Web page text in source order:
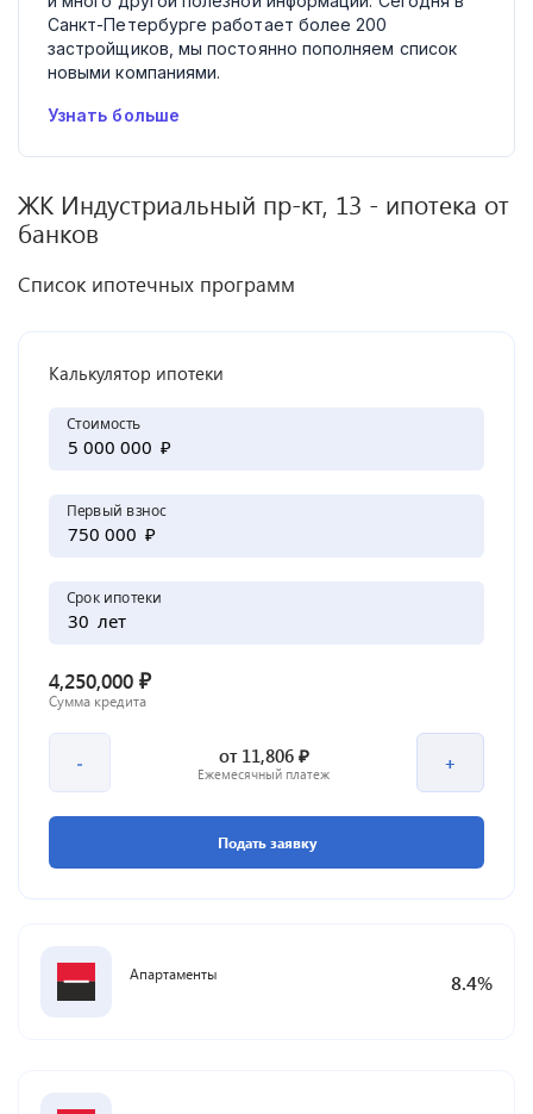
Санкт-Петербурге работает более 200
застройщиков, мы постоянно пополняем список
новыми компаниями.
Узнать больше
ЖК Индустриальный пр-кт, 13 - ипотека от
банков
Список ипотечных программ
Калькулятор ипотеки
Стоимость
₽
Первый взнос
₽
Срок ипотеки
лет
4,250,000 ₽
Сумма кредита
- от 11,806 ₽
Ежемесячный платеж +
Подать заявку
Апартаменты 8.4%